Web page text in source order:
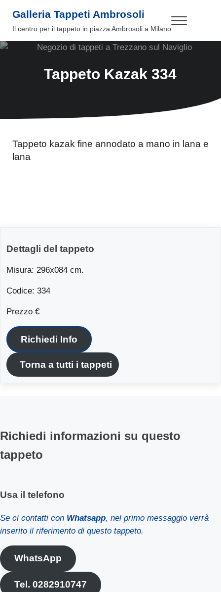
Galleria Tappeti Ambrosoli
Il centro per il tappeto in piazza Ambrosoli a Milano Menu
Tappeto Kazak 334
Tappeto kazak fine annodato a mano in lana e
lana
Dettagli del tappeto
Misura: 296x084 cm.
Codice: 334
Prezzo €
Richiedi Info
Torna a tutti i tappeti
Richiedi informazioni su questo
tappeto
Usa il telefono
Se ci contatti con Whatsapp, nel primo messaggio verrà
inserito il riferimento di questo tappeto.
WhatsApp
Tel. 0282910747